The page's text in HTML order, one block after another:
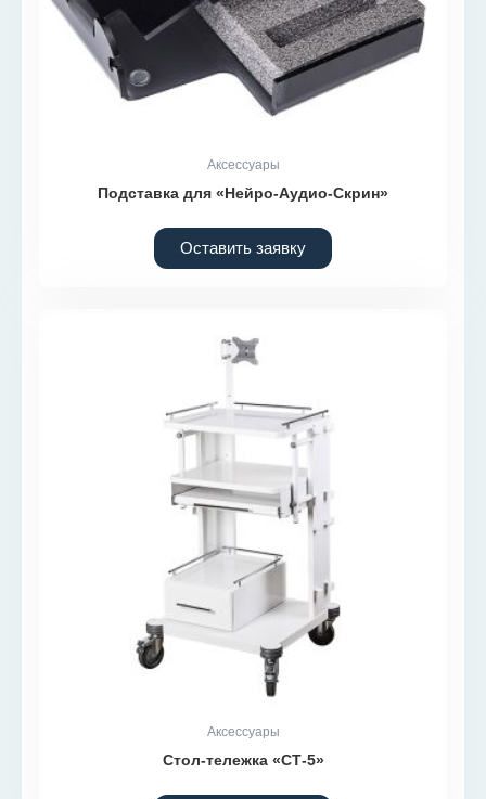
Аксессуары
Подставка для «Нейро-Аудио-Скрин»
Оставить заявку
Аксессуары
Стол-тележка «СТ-5»